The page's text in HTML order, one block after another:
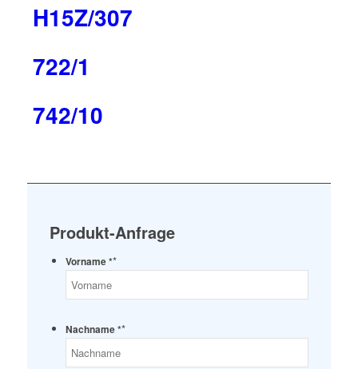
H15Z/307
722/1
742/10
Produkt-Anfrage
Vorname **
Nachname **